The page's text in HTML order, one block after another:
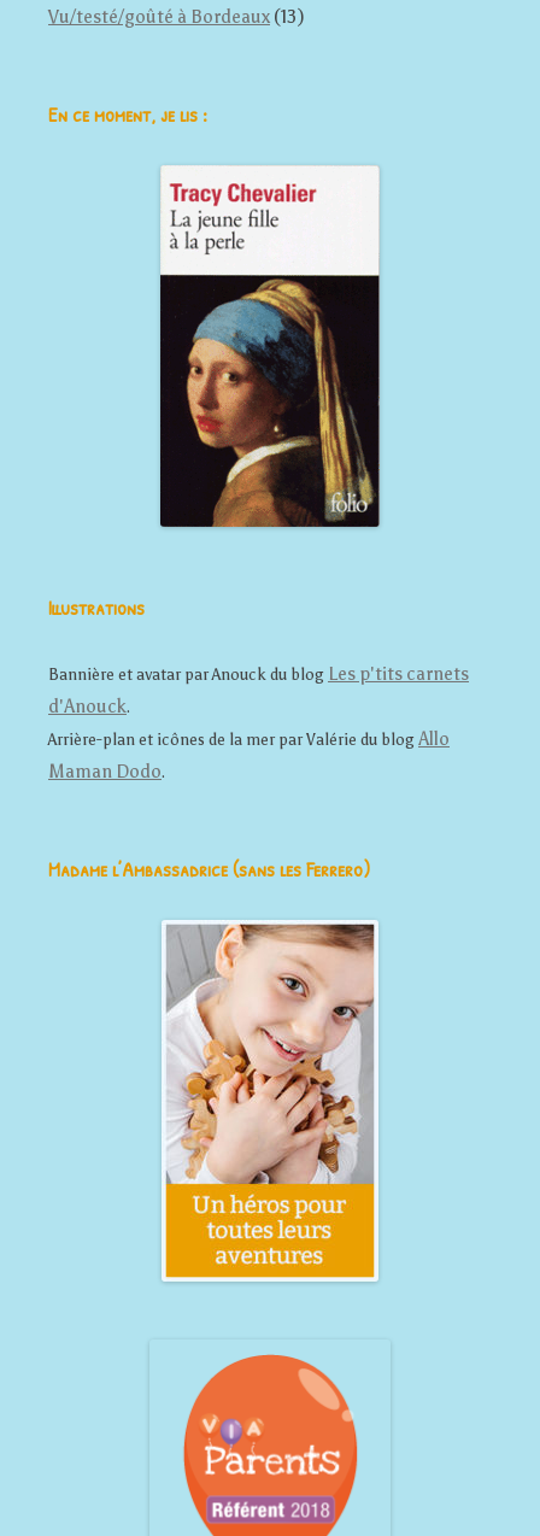
Vu/testé/goûté à Bordeaux (13)
En ce moment, je lis :
Illustrations
Bannière et avatar par Anouck du blog Les p'tits carnets
d'Anouck.
Arrière-plan et icônes de la mer par Valérie du blog Allo
Maman Dodo.
Madame l’Ambassadrice (sans les Ferrero)